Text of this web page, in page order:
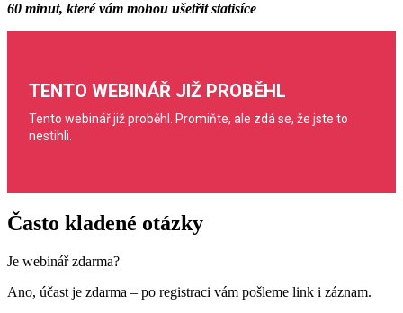
60 minut, které vám mohou ušetřit statisíce
Často kladené otázky
Je webinář zdarma?
Ano, účast je zdarma – po registraci vám pošleme link i záznam.